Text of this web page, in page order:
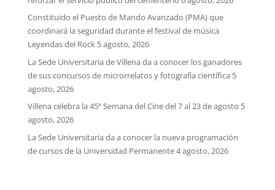
Constituido el Puesto de Mando Avanzado (PMA) que
coordinará la seguridad durante el festival de música
Leyendas del Rock 5 agosto, 2026
La Sede Universitaria de Villena da a conocer los ganadores
de sus concursos de microrrelatos y fotografía científica 5
agosto, 2026
Villena celebra la 45ª Semana del Cine del 7 al 23 de agosto 5
agosto, 2026
La Sede Universitaria da a conocer la nueva programación
de cursos de la Universidad Permanente4 agosto, 2026